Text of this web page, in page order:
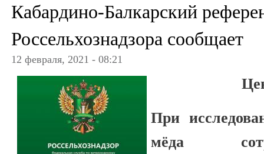
Кабардино-Балкарский
Россельхознадзора сообщает
12 февраля, 2021 - 08:21
При
мёда